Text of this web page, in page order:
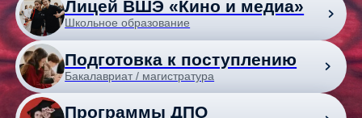
Программы ДПО